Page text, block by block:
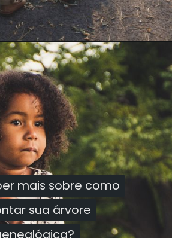
mais sobre como
sua árvore
mais sobre como
sua árvore